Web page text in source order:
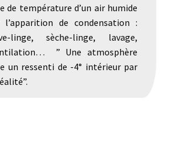
de température d’un air humide
de condensation :
linge, sèche-linge, lavage,
” Une atmosphère
un ressenti de -4° intérieur par